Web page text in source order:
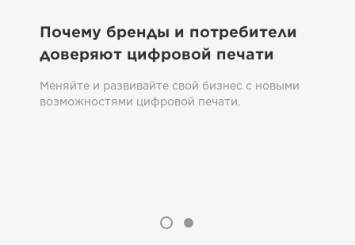
Почему бренды и потребители
доверяют цифровой печати
Меняйте и развивайте свой бизнес с новыми
возможностями цифровой печати.